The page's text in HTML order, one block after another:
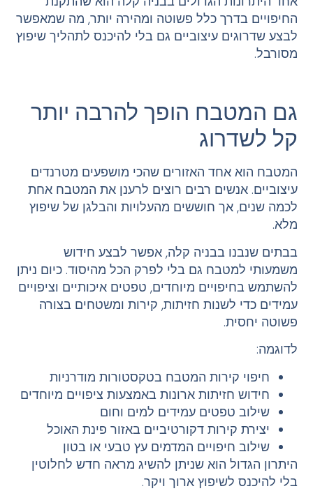
החיפויים בדרך כלל פשוטה ומהירה יותר, מה שמאפשר
לבצע שדרוגים עיצוביים גם בלי להיכנס לתהליך שיפוץ
מסורבל.
גם המטבח הופך להרבה יותר
קל לשדרוג
המטבח הוא אחד האזורים שהכי מושפעים מטרנדים
עיצוביים. אנשים רבים רוצים לרענן את המטבח אחת
לכמה שנים, אך חוששים מהעלויות והבלגן של שיפוץ
מלא.
בבתים שנבנו בבניה קלה, אפשר לבצע חידוש
משמעותי למטבח גם בלי לפרק הכל מהיסוד. כיום ניתן
להשתמש בחיפויים מיוחדים, טפטים איכותיים וציפויים
עמידים כדי לשנות חזיתות, קירות ומשטחים בצורה
פשוטה יחסית.
לדוגמה:
חיפוי קירות המטבח בטקסטורות מודרניות
חידוש חזיתות ארונות באמצעות ציפויים מיוחדים
שילוב טפטים עמידים למים וחום
יצירת קירות דקורטיביים באזור פינת האוכל
שילוב חיפויים המדמים עץ טבעי או בטון
היתרון הגדול הוא שניתן להשיג מראה חדש לחלוטין
בלי להיכנס לשיפוץ ארוך ויקר.